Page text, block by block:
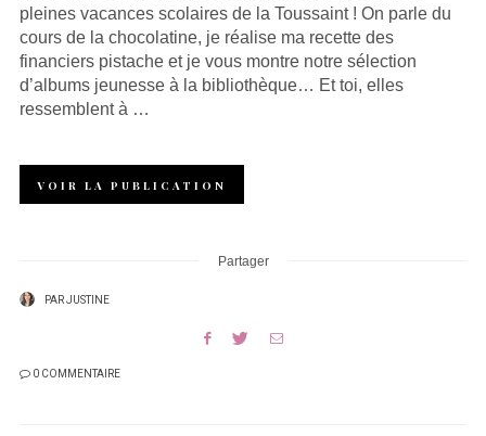
pleines vacances scolaires de la Toussaint ! On parle du
cours de la chocolatine, je réalise ma recette des
financiers pistache et je vous montre notre sélection
d’albums jeunesse à la bibliothèque… Et toi, elles
ressemblent à …
VOIR LA PUBLICATION
Partager
PARJUSTINE
0 COMMENTAIRE